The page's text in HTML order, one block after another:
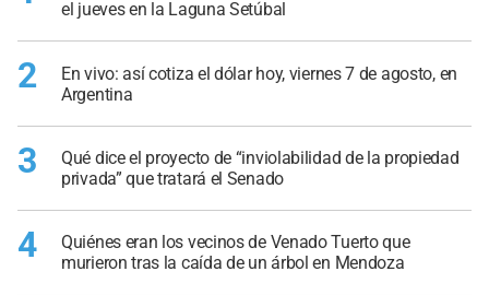
el jueves en la Laguna Setúbal
2
En vivo: así cotiza el dólar hoy, viernes 7 de agosto, en
Argentina
3
Qué dice el proyecto de “inviolabilidad de la propiedad
privada” que tratará el Senado
4
Quiénes eran los vecinos de Venado Tuerto que
murieron tras la caída de un árbol en Mendoza